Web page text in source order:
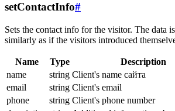
setContactInfo#
Sets the contact info for the visitor. The data
similarly as if the visitors introduced
Name Type
Description
name
string Client's name сайта
email
string Client's email
phone
string Client's phone number